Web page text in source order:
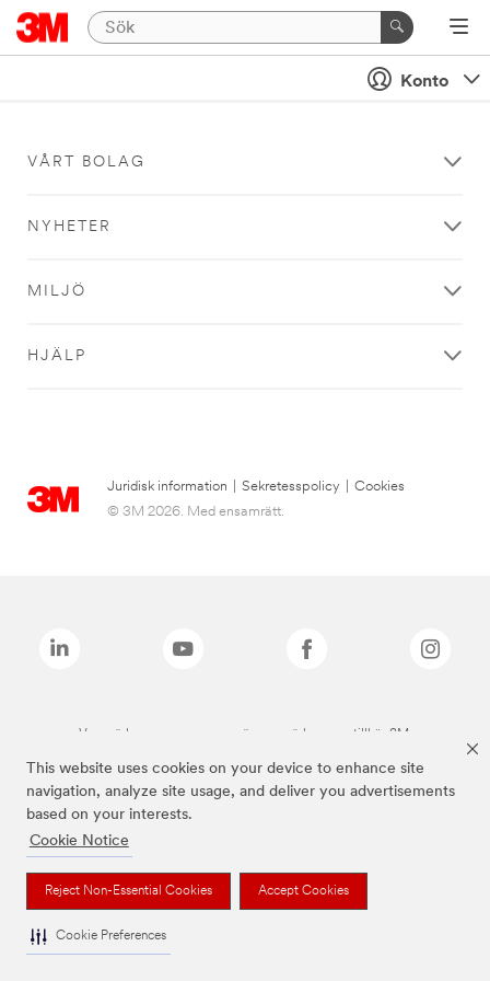
This website uses cookies on your device to enhance site
navigation, analyze site usage, and deliver you advertisements
based on your interests.
Cookie Notice
Reject Non-Essential Cookies Accept Cookies
Cookie Preferences
Konto
VÅRT BOLAG
NYHETER
MILJÖ
HJÄLP
Juridisk information Sekretesspolicy
Cookies
© 3M 2026. Med ensamrätt.
Varumärken som anges ovan är varumärken som tillhör 3M.